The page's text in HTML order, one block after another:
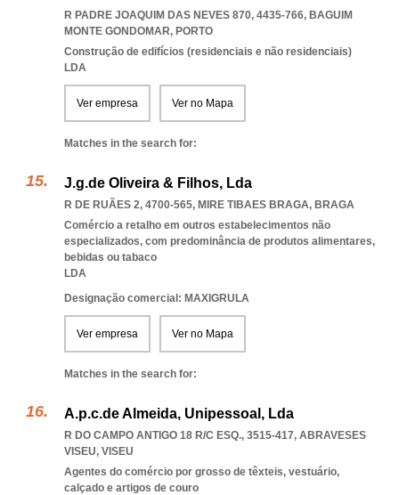
R PADRE JOAQUIM DAS NEVES 870, 4435-766, BAGUIM
MONTE GONDOMAR, PORTO
Construção de edifícios (residenciais e não residenciais)
LDA
Ver empresa Ver no Mapa
Matches in the search for:
J.g.de Oliveira & Filhos, Lda
R DE RUÃES 2, 4700-565, MIRE TIBAES BRAGA, BRAGA
Comércio a retalho em outros estabelecimentos não
especializados, com predominância de produtos alimentares,
bebidas ou tabaco
LDA
Designação comercial: MAXIGRULA
Ver empresa Ver no Mapa
Matches in the search for:
A.p.c.de Almeida, Unipessoal, Lda
R DO CAMPO ANTIGO 18 R/C ESQ., 3515-417, ABRAVESES
VISEU, VISEU
Agentes do comércio por grosso de têxteis, vestuário,
calçado e artigos de couro